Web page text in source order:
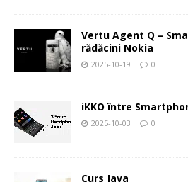
Vertu Agent Q –
rădăcini Nokia
2025-10-19 0
iKKO între
2025-10-03 0
Curs Java